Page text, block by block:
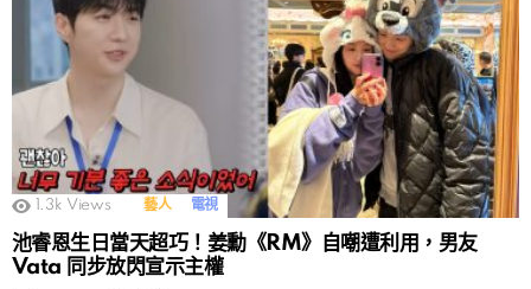
1.3k Views 藝人 電視
池睿恩生日當天超巧！姜勳《RM》自嘲遭利用，男友
Vata 同步放閃宣示主權